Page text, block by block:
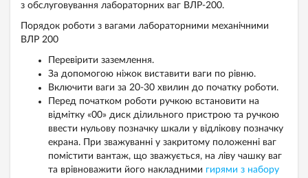
з обслуговування лабораторних ваг ВЛР-200.
Порядок роботи з вагами лабораторними механічними
ВЛР 200
Перевірити заземлення.
За допомогою ніжок виставити ваги по рівню.
Включити ваги за 20-30 хвилин до початку роботи.
Перед початком роботи ручкою встановити на
відмітку «00» диск ділильного пристрою та ручкою
ввести нульову позначку шкали у відлікову позначку
екрана. При зважуванні у закритому положенні ваг
помістити вантаж, що зважується, на ліву чашку ваг
та врівноважити його накладними гирями з набору